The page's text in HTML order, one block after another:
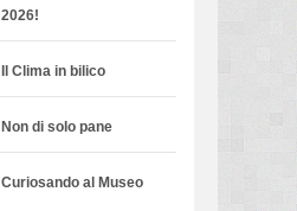
2026!
Il Clima in bilico
Non di solo pane
Curiosando al Museo